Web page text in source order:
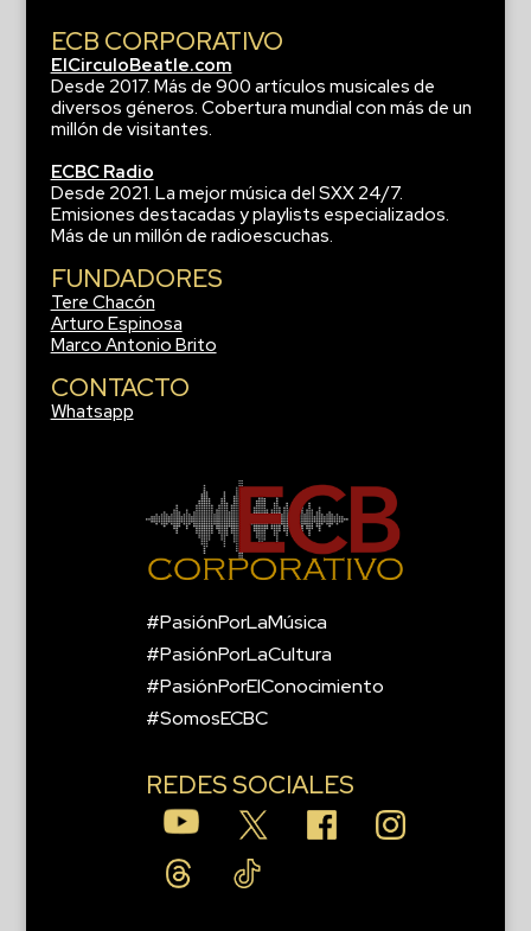
ECB CORPORATIVO
ElCirculoBeatle.com
Desde 2017. Más de 900 artículos musicales de
diversos géneros. Cobertura mundial con más de un
millón de visitantes.
ECBC Radio
Desde 2021. La mejor música del SXX 24/7.
Emisiones destacadas y playlists especializados.
Más de un millón de radioescuchas.
FUNDADORES
Tere Chacón
Arturo Espinosa
Marco Antonio Brito
CONTACTO
Whatsapp
#PasiónPorLaMúsica
#PasiónPorLaCultura
#PasiónPorElConocimiento
#SomosECBC
REDES SOCIALES